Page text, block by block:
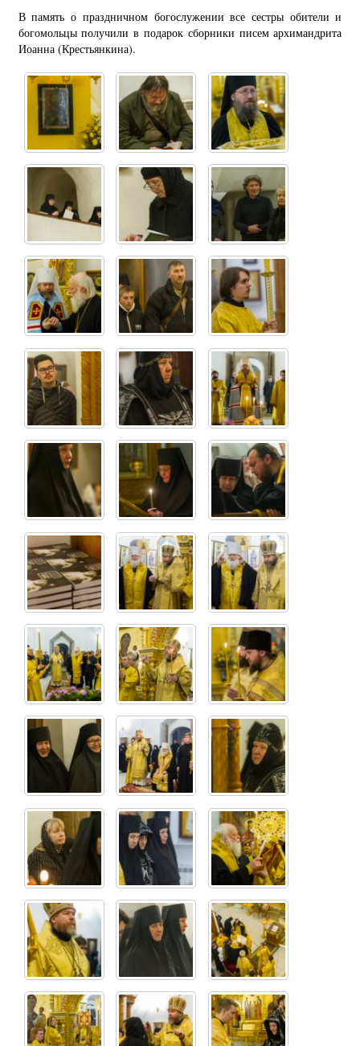
В память о праздничном богослужении все сестры обители и
богомольцы получили в подарок сборники писем архимандрита
Иоанна (Крестьянкина).